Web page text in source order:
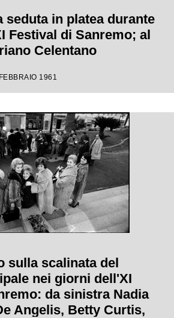
seduta in platea durante
Festival di Sanremo; al
Celentano
1961
sulla scalinata del
nei giorni dell'XI
da sinistra Nadia
Angelis, Betty Curtis,